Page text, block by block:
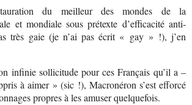
du meilleur des mondes de la
et mondiale sous prétexte d’efficacité anti-
très gaie (je n’ai pas écrit « gay » !), j’en
infinie sollicitude pour ces Français qu’il a –
à aimer » (sic !), Macronéron s’est efforcé
propres à les amuser quelquefois.